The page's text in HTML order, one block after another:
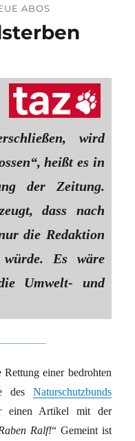
ABOS
wird
heißt es in
der Zeitung.
dass nach
die Redaktion
Es wäre
Umwelt- und
einer bedrohten
des Naturschutzbunds
einen Artikel mit der
Ralf!“ Gemeint ist